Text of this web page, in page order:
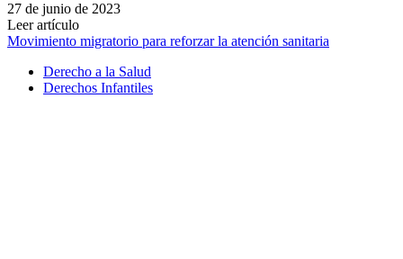
27 de junio de 2023
Leer artículo
Movimiento migratorio para reforzar la atención sanitaria
Derecho a la Salud
Derechos Infantiles